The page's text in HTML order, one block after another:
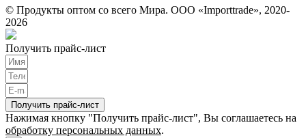
© Продукты оптом со всего Мира. ООО «Importtrade», 2020-
2026
Получить прайс-лист
Получить прайс-лист
Нажимая кнопку "Получить прайс-лист", Вы соглашаетесь на
обработку персональных данных.